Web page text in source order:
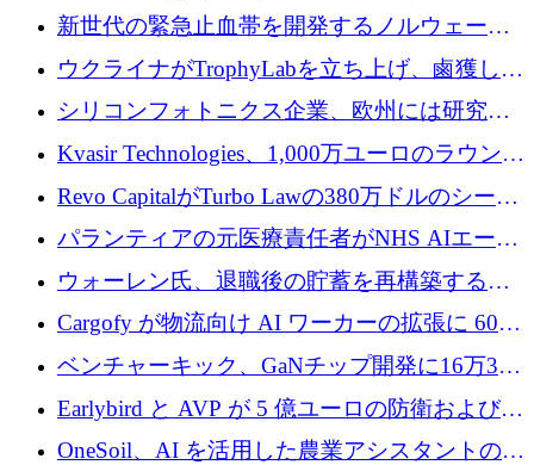
億ユーロの防衛および二重用途成長基金EDM
を開始、ヨーロッパのシリコンフォトニクス
に警告
新世代の緊急止血帯を開発するノルウェーの
スタートアップ企業を紹介する
ウクライナがTrophyLabを立ち上げ、鹵獲した
ロシア兵器を戦場の研究開発プラットフォー
ムに変える
シリコンフォトニクス企業、欧州には研究を
商業的に成功させるためのインフラが不足し
Kvasir Technologies、1,000万ユーロのラウンド
で成長を促進
Revo CapitalがTurbo Lawの380万ドルのシード
ラウンドを主導し、訴訟プラットフォームを
パランティアの元医療責任者がNHS AIエージ
ェントの立ち上げに1,000万ポンドを調達
ウォーレン氏、退職後の貯蓄を再構築するた
めに1,000万ユーロを調達
Cargofy が物流向け AI ワーカーの拡張に 600
万ドルを獲得
ベンチャーキック、GaNチップ開発に16万3千
ユーロでMinisaを支援
Earlybird と AVP が 5 億ユーロの防衛および二
重用途の成長基金である E2D を立ち上げる
OneSoil、AI を活用した農業アシスタントの拡